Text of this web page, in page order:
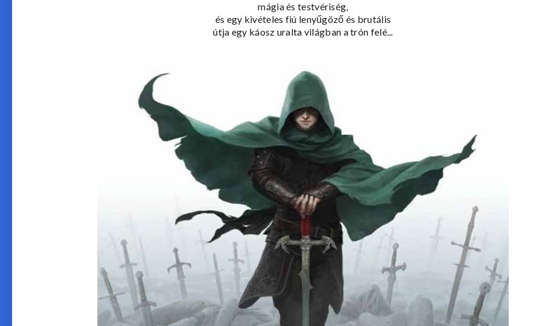
mágia és testvériség,
és egy kivételes fiú lenyűgöző és brutális
útja egy káosz uralta világban a trón felé...